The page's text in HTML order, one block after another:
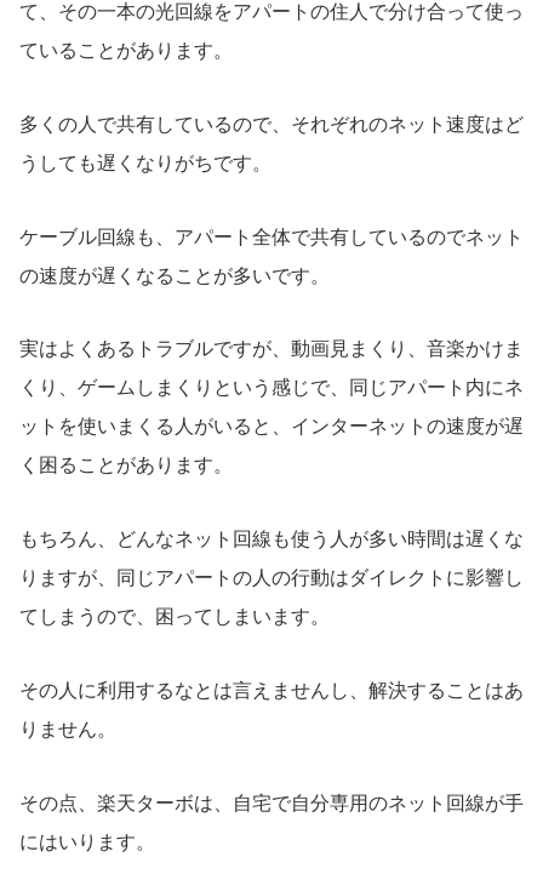
て、その一本の光回線をアパートの住人で分け合って使っ
ていることがあります。
多くの人で共有しているので、それぞれのネット速度はど
うしても遅くなりがちです。
ケーブル回線も、アパート全体で共有しているのでネット
の速度が遅くなることが多いです。
実はよくあるトラブルですが、動画見まくり、音楽かけま
くり、ゲームしまくりという感じで、同じアパート内にネ
ットを使いまくる人がいると、インターネットの速度が遅
く困ることがあります。
もちろん、どんなネット回線も使う人が多い時間は遅くな
りますが、同じアパートの人の行動はダイレクトに影響し
てしまうので、困ってしまいます。
その人に利用するなとは言えませんし、解決することはあ
りません。
その点、楽天ターボは、自宅で自分専用のネット回線が手
にはいります。